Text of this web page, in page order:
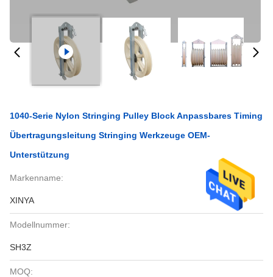
1040-Serie Nylon Stringing Pulley Block Anpassbares Timing
Übertragungsleitung Stringing Werkzeuge OEM-
Unterstützung
Markenname:
XINYA
Modellnummer:
SH3Z
MOQ: